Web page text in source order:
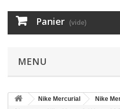
Panier (vide)
MENU
Nike Mercurial
Nike